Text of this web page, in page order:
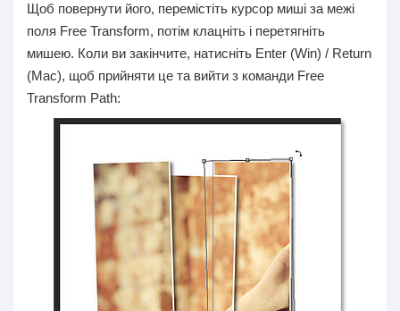
Щоб повернути його, перемістіть курсор миші за межі
поля Free Transform, потім клацніть і перетягніть
мишею. Коли ви закінчите, натисніть Enter (Win) / Return
(Mac), щоб прийняти це та вийти з команди Free
Transform Path: